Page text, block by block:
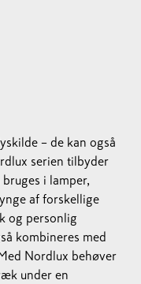
– de kan også
serien tilbyder
i lamper,
af forskellige
og personlig
kombineres med
Med Nordlux behøver
under en